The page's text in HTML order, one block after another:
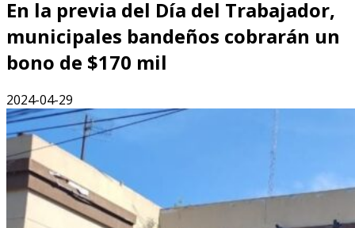
En la previa del Día del Trabajador,
municipales bandeños cobrarán un
bono de $170 mil
2024-04-29